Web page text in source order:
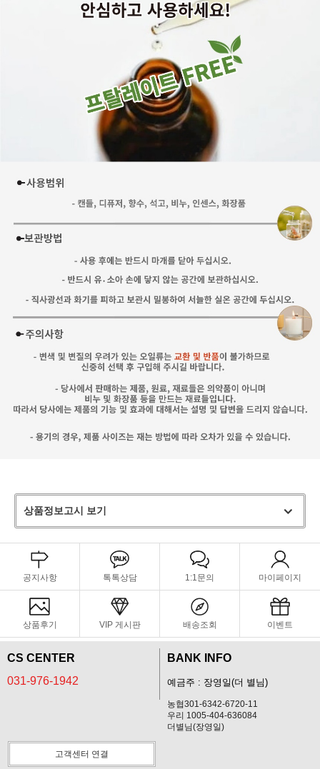
상품정보고시 보기
공지사항 톡톡상담 1:1문의 마이페이지
상품후기 VIP 게시판 배송조회 이벤트
CS CENTER
031-976-1942
BANK INFO
예금주 : 장영일(더 별님)
농협301-6342-6720-11
우리 1005-404-636084
더별님(장영일)
고객센터 연결